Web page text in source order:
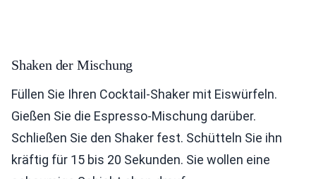
Shaken der Mischung
Füllen Sie Ihren Cocktail-Shaker mit Eiswürfeln.
Gießen Sie die Espresso-Mischung darüber.
Schließen Sie den Shaker fest. Schütteln Sie ihn
kräftig für 15 bis 20 Sekunden. Sie wollen eine